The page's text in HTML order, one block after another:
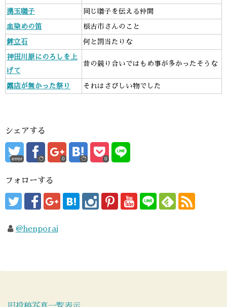
湧玉囃子 同じ囃子を伝える仲間
血染めの笛 根古市さんのこと
鉾立石 何と罰当たりな
神田川原にのろしを上
げて
昔の競り合いではもめ事が多かったそうな
露店が無かった祭り それはさびしい物でした
シェアする
error 0 0
フォローする
@henporai